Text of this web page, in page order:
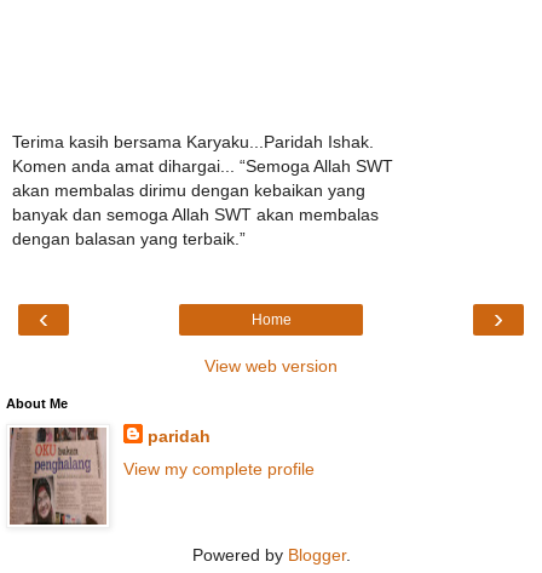
Terima kasih bersama Karyaku...Paridah Ishak.
Komen anda amat dihargai... “Semoga Allah SWT
akan membalas dirimu dengan kebaikan yang
banyak dan semoga Allah SWT akan membalas
dengan balasan yang terbaik.”
‹ ›
Home
View web version
About Me
paridah
View my complete profile
Powered by Blogger.